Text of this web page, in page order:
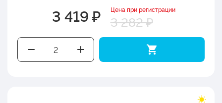
3 419 ₽ Цена при регистрации
3 282 ₽